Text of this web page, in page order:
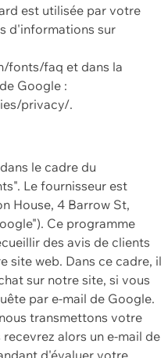
est utilisée par votre
d'informations sur
fonts/faq et dans la
Google :
privacy/.
le cadre du
Le fournisseur est
House, 4 Barrow St,
Ce programme
des avis de clients
site web. Dans ce cadre, il
sur notre site, si vous
par e-mail de Google.
transmettons votre
alors un e-mail de